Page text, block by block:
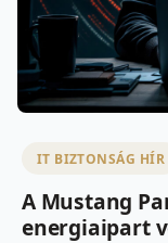
IT BIZTONSÁG HÍR
A Mustang
energiaipart